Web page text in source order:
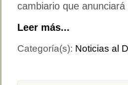
cambiario que
Leer más...
Categoría(s): Noticias al